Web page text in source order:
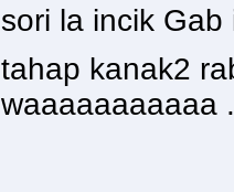
sori la incik
tahap kanak2
waaaaaaaaaaa